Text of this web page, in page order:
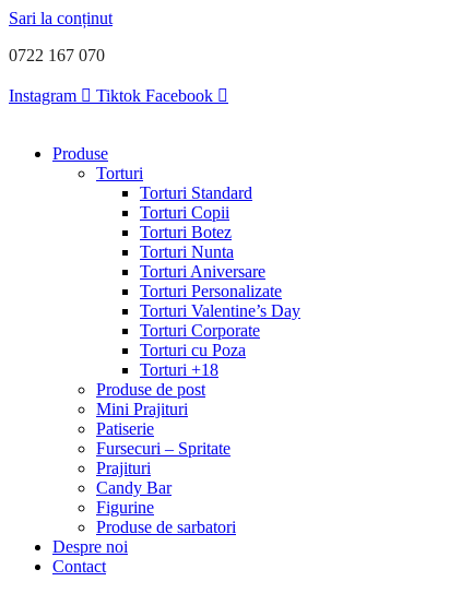
Sari la conținut
0722 167 070
Instagram Tiktok Facebook
Produse
Torturi
Torturi Standard
Torturi Copii
Torturi Botez
Torturi Nunta
Torturi Aniversare
Torturi Personalizate
Torturi Valentine’s Day
Torturi Corporate
Torturi cu Poza
Torturi +18
Produse de post
Mini Prajituri
Patiserie
Fursecuri – Spritate
Prajituri
Candy Bar
Figurine
Produse de sarbatori
Despre noi
Contact